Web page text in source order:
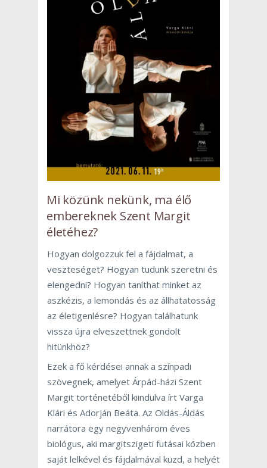
Mi közünk nekünk, ma élő
embereknek Szent Margit
életéhez?
Hogyan dolgozzuk fel a fájdalmat, a
veszteséget? Hogyan tudunk szeretni és
elengedni? Hogyan taníthat minket az
aszkézis, a lemondás és az állhatatosság
az életigenlésre? Hogyan találhatunk
vissza újra elveszettnek gondolt
hitünkhöz?
Ezek a fő kérdései annak a színpadi
szövegnek, amelyet Árpád-házi Szent
Margit történetéből kiindulva írt Varga
Klári és Adorján Beáta. Az Oldás-Áldás
narrátora egy negyvenhárom éves
biológus, aki margitszigeti futásai közben
saját lelkével és fájdalmával küzd, a helyét